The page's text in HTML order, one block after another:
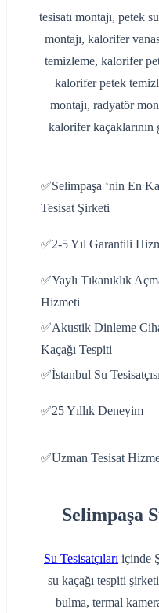
tesisatı montajı, petek
montajı, kalorifer
temizleme, kalorifer
kalorifer petek
montajı, radyatör
kalorifer
✅Selimpaşa ‘nin En
Tesisat Şirketi
✅2-5 Yıl Garantili
✅Yaylı Tıkanıklık
Hizmeti
✅Akustik Dinleme
Kaçağı Tespiti
✅İstanbul Su
✅25 Yıllık Deneyim
✅Uzman Tesisat
Selimpaşa
Su Tesisatçıları içinde
su kaçağı tespiti
bulma, termal